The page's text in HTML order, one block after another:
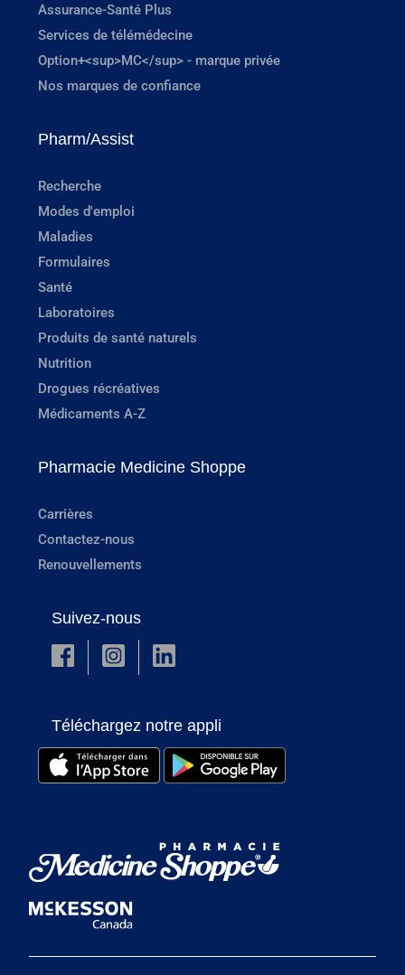
Assurance-Santé Plus
Services de télémédecine
Option+<sup>MC</sup> - marque privée
Nos marques de confiance
Pharm/Assist
Recherche
Modes d'emploi
Maladies
Formulaires
Santé
Laboratoires
Produits de santé naturels
Nutrition
Drogues récréatives
Médicaments A-Z
Pharmacie Medicine Shoppe
Carrières
Contactez-nous
Renouvellements
Suivez-nous
Téléchargez notre appli